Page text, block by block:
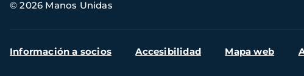
de
© 2026 Manos Unidas
Menú
Información a socios Accesibilidad Mapa web